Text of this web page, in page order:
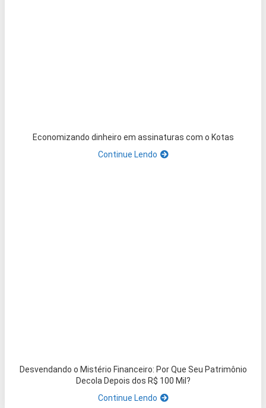
Economizando dinheiro em assinaturas com o Kotas
Continue Lendo
Desvendando o Mistério Financeiro: Por Que Seu Patrimônio
Decola Depois dos R$ 100 Mil?
Continue Lendo